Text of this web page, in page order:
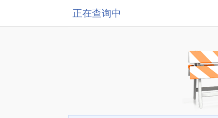
正在查询中